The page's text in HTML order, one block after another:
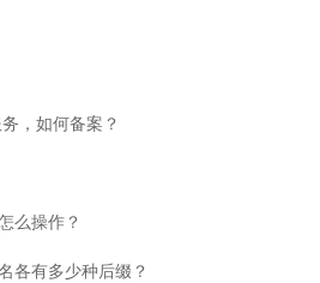
，如何备案？
么操作？
各有多少种后缀？